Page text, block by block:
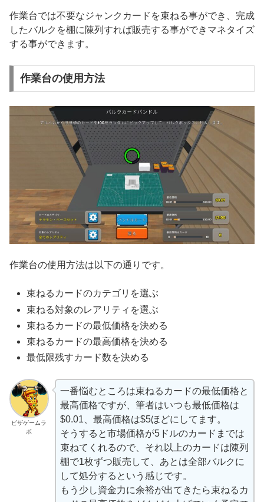
作業台では不要なジャンクカードを束ねる事ができ、完成
したバルクを棚に陳列すれば販売する事ができマネタイズ
する事ができます。
作業台の使用方法
作業台の使用方法は以下の通りです。
束ねるカードのカテゴリを選ぶ
束ねる対象のレアリティを選ぶ
束ねるカードの最低価格を決める
束ねるカードの最高価格を決める
最低限残すカード数を決める
ピザゲームラ
ボ
一番悩むところは束ねるカードの最低価格と
最高価格ですが、筆者はいつも最低価格は
$0.01、最高価格は$5ほどにしてます。
そうすると市場価格が5ドルのカードまでは
束ねてくれるので、それ以上のカードは陳列
棚で1枚ずつ販売して、あとは全部バルクに
して処分するという感じです。
もう少し資金力に余裕が出てきたら束ねるカ